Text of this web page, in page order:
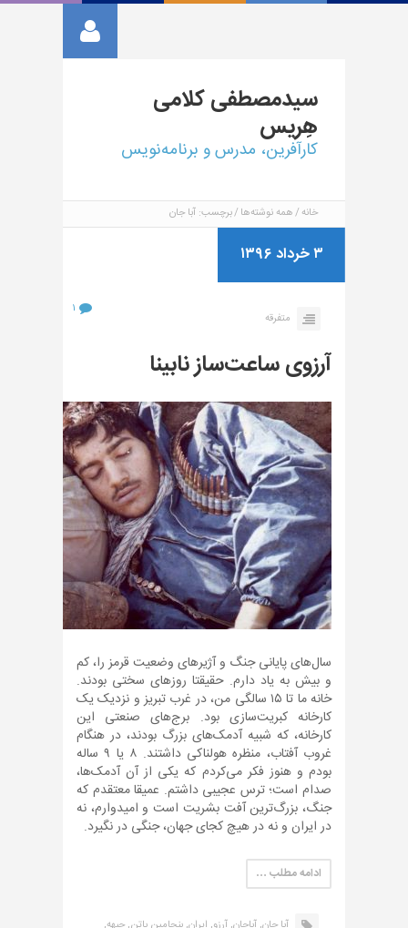
سیدمصطفیکلامی
هِریس
کارآفرین، مدرس و برنامه‌نویس
خانه همه نوشته‌ها برچسب: آبا جان
۳ خرداد ۱۳۹۶
متفرقه
۱
آرزوی ساعت‌ساز نابینا
سال‌های پایانی جنگ و آژیرهای وضعیت قرمز را، کم
و بیش به یاد دارم. حقیقتا روزهای سختی بودند.
خانه ما تا ۱۵ سالگی من، در غرب تبریز و نزدیک یک
کارخانه کبریت‌سازی بود. برج‌های صنعتی این
کارخانه، که شبیه آدمک‌های بزرگ بودند، در هنگام
غروب آفتاب، منظره هولناکی داشتند. ۸ یا ۹ ساله
بودم و هنوز فکر می‌کردم که یکی از آن آدمک‌ها،
صدام است؛ ترس عجیبی داشتم. عمیقا معتقدم که
جنگ، بزرگ‌ترین آفت بشریت است و امیدوارم، نه
در ایران و نه در هیچ کجای جهان، جنگی در نگیرد.
ادامه مطلب …